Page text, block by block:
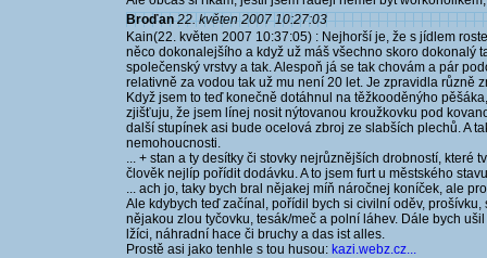
Broďan 22. květen 2007 10:27:03
Kain(22. květen 2007 10:37:05) : Nejhorší je, že s jídlem
něco dokonalejšího a když už máš všechno skoro dokonalý
společenský vrstvy a tak. Alespoň já se tak chovám a pár
relativně za vodou tak už mu není 20 let. Je zpravidla různě
Když jsem to teď konečně dotáhnul na těžkooděnýho
zjišťuju, že jsem línej nosit nýtovanou kroužkovku pod
další stupínek asi bude ocelová zbroj ze slabších plechů. A
nemohoucnosti.
... + stan a ty desítky či stovky nejrůznějších drobností, které
člověk nejlíp pořídit dodávku. A to jsem furt u městského
... ach jo, taky bych bral nějakej míň náročnej koníček, ale
Ale kdybych teď začínal, pořídil bych si civilní oděv,
nějakou zlou tyčovku, tesák/meč a polní láhev. Dále bych
lžíci, náhradní hace či bruchy a das ist alles.
Prostě asi jako tenhle s tou husou: kazi.webz.cz...